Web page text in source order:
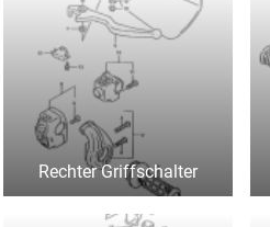
Rechter Griffschalter